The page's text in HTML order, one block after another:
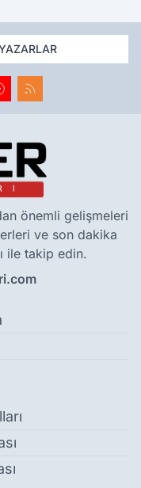
önemli gelişmeleri
ve son dakika
ile takip edin.